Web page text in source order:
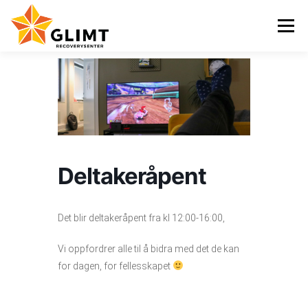
innhold
Meny
KALENDER
KONTAKT ENGLISH
Deltakeråpent
Det blir deltakeråpent fra kl 12:00-16:00,
Vi oppfordrer alle til å bidra med det de kan
for dagen, for fellesskapet